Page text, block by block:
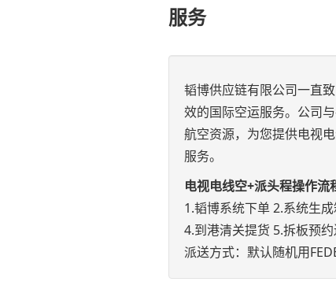
服务
韬博供应链有限公司一直
效的国际空运服务。公司
航空资源，为您提供电视
服务。
电视电线空+派头程操作流
1.韬博系统下单 2.系统生
4.到港清关提货 5.拆板预
派送方式：默认随机用